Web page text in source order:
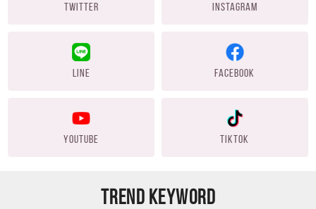
TWITTER INSTAGRAM
LINE FACEBOOK
YOUTUBE TIKTOK
TREND KEYWORD